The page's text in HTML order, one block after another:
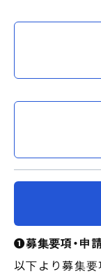
❶募集要項・申
以下より募集要